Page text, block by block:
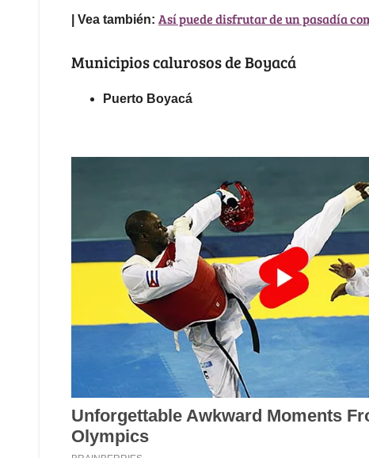
| Vea también: Así puede disfrutar de un pasadía
Municipios calurosos de Boyacá
Puerto Boyacá